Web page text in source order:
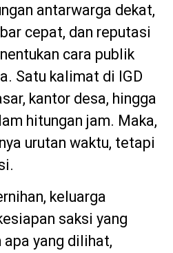
antarwarga dekat,
cepat, dan reputasi
cara publik
Satu kalimat di IGD
kantor desa, hingga
hitungan jam. Maka,
urutan waktu, tetapi
keluarga
saksi yang
yang dilihat,